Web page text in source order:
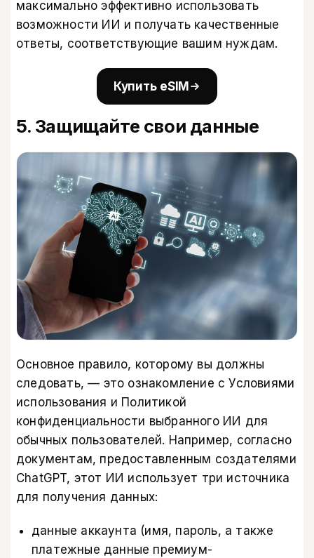
максимально эффективно использовать
возможности ИИ и получать качественные
ответы, соответствующие вашим нуждам.
Купить eSIM
5. Защищайте свои данные
Основное правило, которому вы должны
следовать, — это ознакомление с Условиями
использования и Политикой
конфиденциальности выбранного ИИ для
обычных пользователей. Например, согласно
документам, предоставленным создателями
ChatGPT, этот ИИ использует три источника
для получения данных:
данные аккаунта (имя, пароль, а также
платежные данные премиум-